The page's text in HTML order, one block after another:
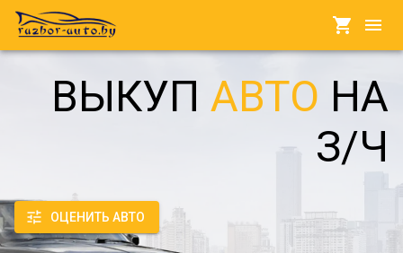
ВЫКУП АВТО НА
З/Ч
ОЦЕНИТЬ АВТО